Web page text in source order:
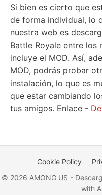
Si bien es cierto que
de forma individual, lo
nuestra web es
Battle Royale entre los
incluye el MOD. Así,
MOD, podrás probar
instalación, lo que es
que estar cambiando
tus amigos. Enlace -
Cookie Policy
© 2026 AMONG US -
with